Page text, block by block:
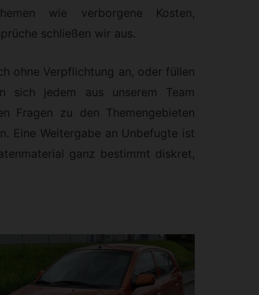
wie verborgene Kosten,
schließen wir aus.
ohne Verpflichtung an, oder füllen
sich jedem aus unserem Team
Fragen zu den Themengebieten
Eine Weitergabe an Unbefugte ist
ganz bestimmt diskret,